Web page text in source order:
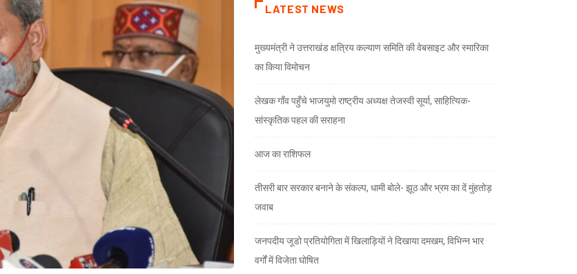
LATEST NEWS
मुख्यमंत्री ने उत्तराखंड क्षत्रिय कल्याण समिति की वेबसाइट और स्मारिका
का किया विमोचन
लेखक गाँव पहुँचे भाजयुमो राष्ट्रीय अध्यक्ष तेजस्वी सूर्या, साहित्यिक-
सांस्कृतिक पहल की सराहना
आज का राशिफल
तीसरी बार सरकार बनाने के संकल्प, धामी बोले- झूठ और भ्रम का दें मुंहतोड़
जवाब
जनपदीय जूडो प्रतियोगिता में खिलाड़ियों ने दिखाया दमखम, विभिन्न भार
वर्गों में विजेता घोषित